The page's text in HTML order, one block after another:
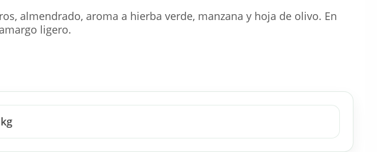
almendrado, aroma a hierba verde, manzana y hoja de olivo. En
ligero.